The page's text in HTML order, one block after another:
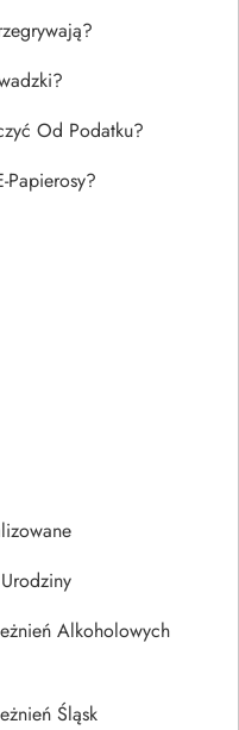
Od Podatku?
Papierosy?
Alkoholowych
Śląsk